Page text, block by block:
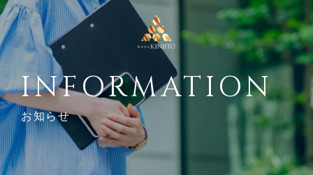
INFORMATION
お知らせ